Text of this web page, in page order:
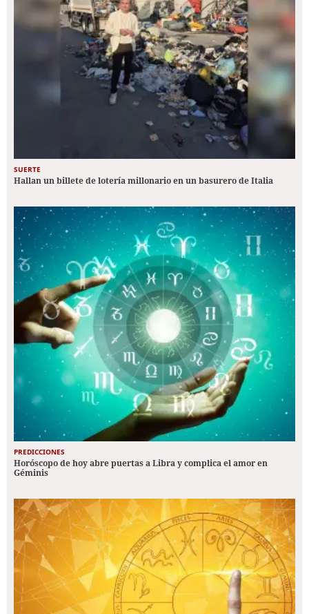
SUERTE
Hallan un billete de lotería millonario en un basurero de Italia
PREDICCIONES
Horóscopo de hoy abre puertas a Libra y complica el amor en
Géminis